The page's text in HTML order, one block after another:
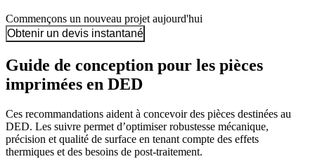
Commençons un nouveau projet aujourd'hui
Obtenir un devis instantané
Guide de conception pour les pièces
imprimées en DED
Ces recommandations aident à concevoir des pièces destinées au
DED. Les suivre permet d’optimiser robustesse mécanique,
précision et qualité de surface en tenant compte des effets
thermiques et des besoins de post-traitement.